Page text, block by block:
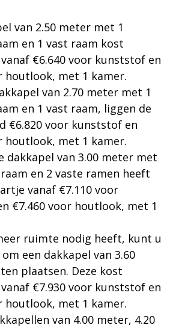
van 2.50 meter met 1
en 1 vast raam kost
€6.640 voor kunststof en
houtlook, met 1 kamer.
van 2.70 meter met 1
en 1 vast raam, liggen de
€6.820 voor kunststof en
houtlook, met 1 kamer.
dakkapel van 3.00 meter met
en 2 vaste ramen heeft
vanaf €7.110 voor
€7.460 voor houtlook, met 1
ruimte nodig heeft, kunt u
een dakkapel van 3.60
plaatsen. Deze kost
€7.930 voor kunststof en
houtlook, met 1 kamer.
van 4.00 meter, 4.20